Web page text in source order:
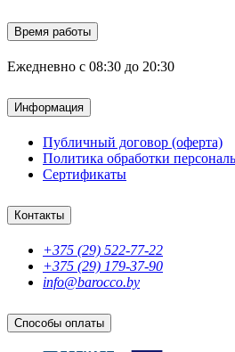
Время работы
Ежедневно с 08:30 до 20:30
Информация
Публичный договор (оферта)
Политика обработки
Сертификаты
Контакты
+375 (29) 522-77-22
+375 (29) 179-37-90
info@barocco.by
Способы оплаты